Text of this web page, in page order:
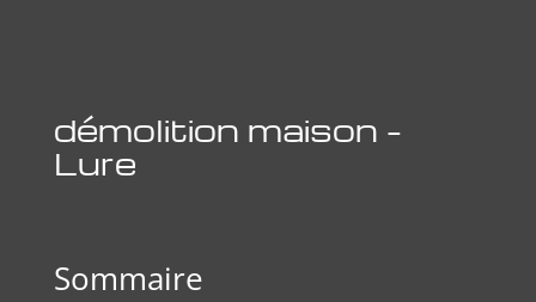
démolition maison –
Lure
Sommaire